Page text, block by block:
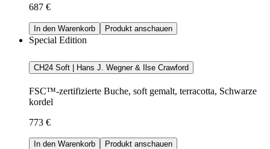
687 €
In den Warenkorb Produkt anschauen
Special Edition
CH24 Soft | Hans J. Wegner & Ilse Crawford
FSC™-zertifizierte Buche, soft gemalt, terracotta, Schwarze
kordel
773 €
In den Warenkorb Produkt anschauen